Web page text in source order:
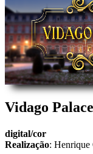
Vidago Palace
digital/cor
Realização: Henrique